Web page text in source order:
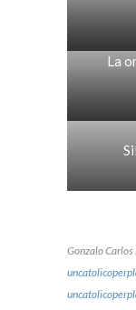
La
Gonzalo Carlos